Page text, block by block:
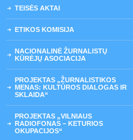
TEISĖS AKTAI
ETIKOS KOMISIJA
NACIONALINĖ ŽURNALISTŲ
KŪRĖJŲ ASOCIACIJA
PROJEKTAS „ŽURNALISTIKOS
MENAS: KULTŪROS DIALOGAS IR
SKLAIDA“
PROJEKTAS „VILNIAUS
RADIOFONAS – KETURIOS
OKUPACIJOS“